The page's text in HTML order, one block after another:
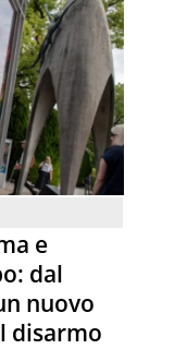
e
dal
nuovo
disarmo